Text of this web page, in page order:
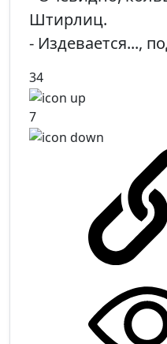
Штирлиц.
- Издевается...,
34
7